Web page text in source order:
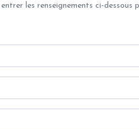
les renseignements ci-dessous